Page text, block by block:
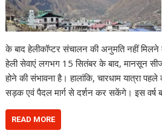
के बाद हेलीकॉप्टर संचालन की अनुमति नहीं
हेली सेवाएं लगभग 15 सितंबर के बाद, मानसून
होने की संभावना है। हालांकि, चारधाम यात्रा
सड़क एवं पैदल मार्ग से दर्शन कर सकेंगे। इस वर्ष
READ MORE